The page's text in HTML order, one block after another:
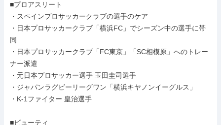
■プロアスリート
・スペインプロサッカークラブの選手のケア
・日本プロサッカークラブ「横浜FC」でシーズン中の選手に帯
同
・日本プロサッカークラブ「FC東京」「SC相模原」へのトレー
ナー派遣
・元日本プロサッカー選手 玉田圭司選手
・ジャパンラグビーリーグワン「横浜キヤノンイーグルス」
・K-1ファイター 皇治選手
■ビューティ